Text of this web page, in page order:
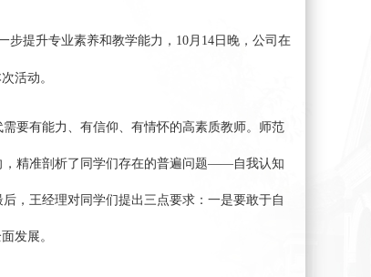
步提升专业素养和教学能力， 10月14日晚， 公司 在
活动 。
需要有能力、有信仰、有情怀的高素质教师。师范
，精准剖析了同学们存在的普遍问题——自我认知
， 王经理对同学们提出三点要求 ：一是要敢于自
发展。